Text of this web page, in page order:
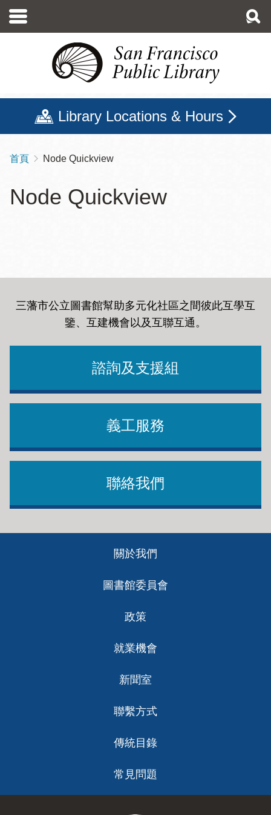
至
Library Locations & Hours
導
連
首頁 Node Quickview
Node Quickview
三藩市公立圖書館幫助多元化社區之間彼此互學互
鑒、互建機會以及互聯互通。
諮詢及支援組
義工服務
聯絡我們
關於我們
圖書館委員會
政策
就業機會
新聞室
聯繫方式
傳統目錄
常見問題